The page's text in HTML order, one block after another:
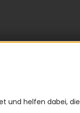
und helfen dabei,